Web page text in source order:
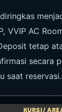
Acara
Mazu yang
kartu di
datang untuk
dan kondisi